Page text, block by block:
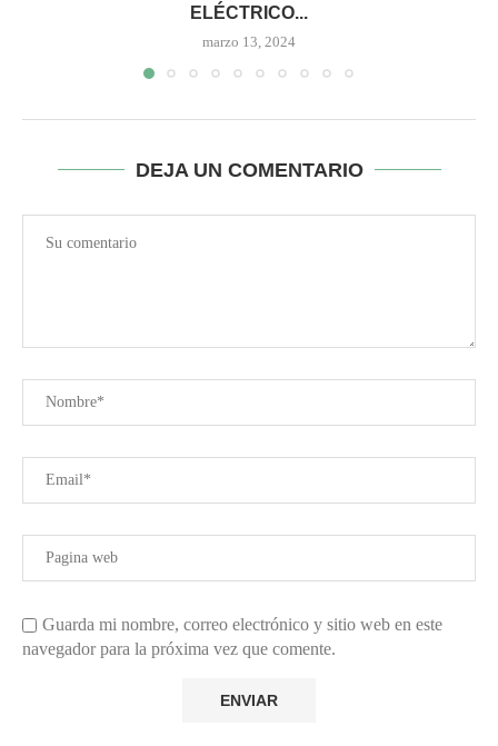
ELÉCTRICO...
marzo 13, 2024
DEJA UN COMENTARIO
Guarda mi nombre, correo electrónico y sitio web en este
navegador para la próxima vez que comente.